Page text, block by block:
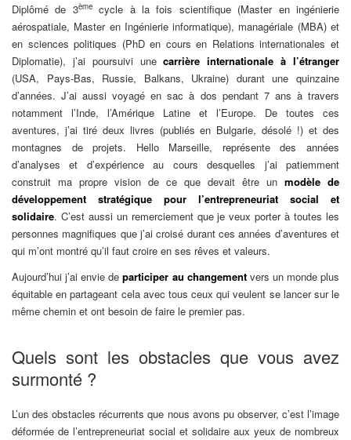
Diplômé de 3èmecycle à la fois scientifique (Master en ingénierie
aérospatiale, Master en Ingénierie informatique), managériale (MBA) et
en sciences politiques (PhD en cours en Relations internationales et
Diplomatie), j’ai poursuivi unecarrière internationale à l’étranger
(USA, Pays-Bas, Russie, Balkans, Ukraine) durant une quinzaine
d’années. J’ai aussi voyagé en sac à dos pendant 7 ans à travers
notamment l’Inde, l’Amérique Latine et l’Europe. De toutes ces
aventures, j’ai tiré deux livres (publiés en Bulgarie, désolé !) et des
montagnes de projets. Hello Marseille, représente des années
d’analyses et d’expérience au cours desquelles j’ai patiemment
construit ma propre vision de ce que devait être un modèle de
développement stratégique pour l’entrepreneuriat social et
solidaire. C’est aussi un remerciement que je veux porter à toutes les
personnes magnifiques que j’ai croisé durant ces années d’aventures et
qui m’ont montré qu’il faut croire en ses rêves et valeurs.
Aujourd’hui j’ai envie departiciper au changementvers un monde plus
équitable en partageant cela avec tous ceux qui veulent se lancer sur le
même chemin et ont besoin de faire le premier pas.
Quels sont les obstacles que vous avez
surmonté ?
L’un des obstacles récurrents que nous avons pu observer, c’est l’image
déformée de l’entrepreneuriat social et solidaire aux yeux de nombreux